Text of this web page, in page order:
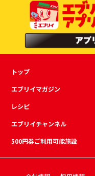
トップ
エブリイマガジン
レシピ
エブリイチャンネル
500円券ご利用可能施設